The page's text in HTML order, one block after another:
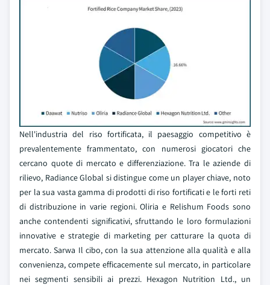
Nell'industria del riso fortificata, il paesaggio competitivo è
prevalentemente frammentato, con numerosi giocatori che
cercano quote di mercato e differenziazione. Tra le aziende di
rilievo, Radiance Global si distingue come un player chiave, noto
per la sua vasta gamma di prodotti di riso fortificati e le forti reti
di distribuzione in varie regioni. Oliria e Relishum Foods sono
anche contendenti significativi, sfruttando le loro formulazioni
innovative e strategie di marketing per catturare la quota di
mercato. Sarwa Il cibo, con la sua attenzione alla qualità e alla
convenienza, compete efficacemente sul mercato, in particolare
nei segmenti sensibili ai prezzi. Hexagon Nutrition Ltd., un